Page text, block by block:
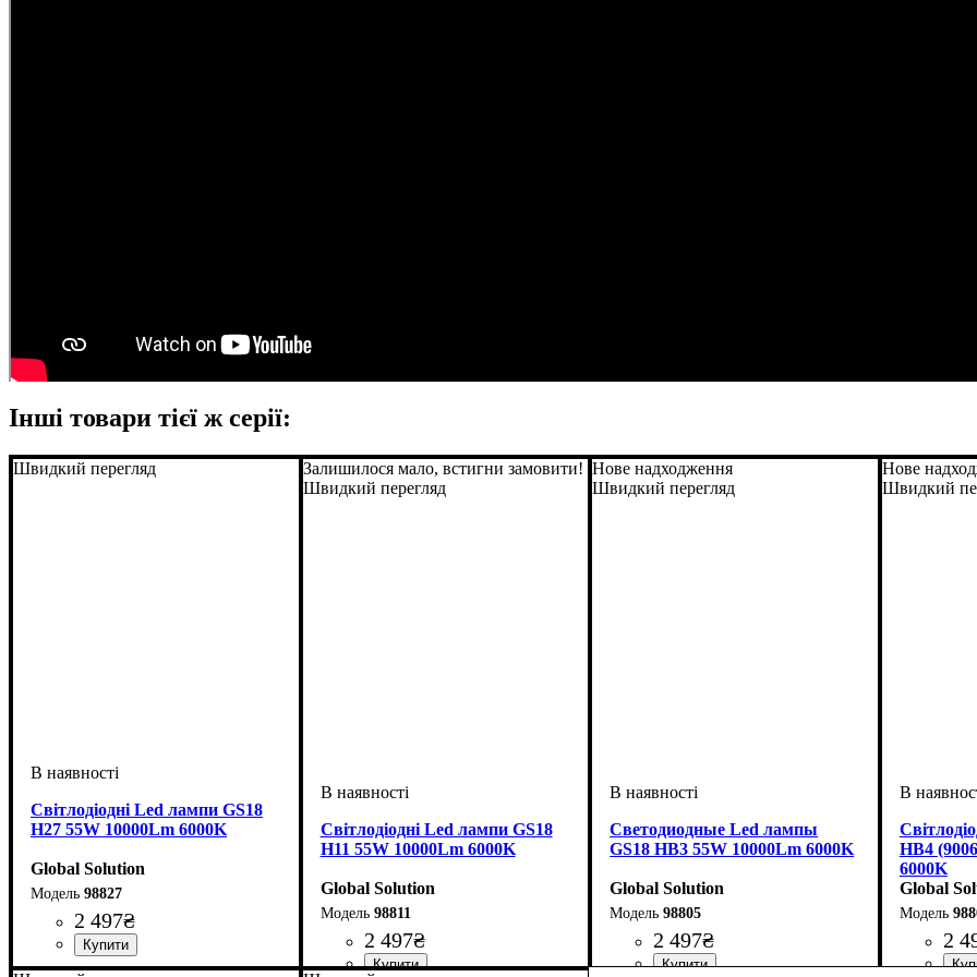
Інші товари тієї ж серії:
Швидкий перегляд
Світлодіодні Led лампи GS18
H27 55W 10000Lm 6000K
Global Solution
98827
2 497₴
Цоколь лампи: H27
Тип світлодіодного елементу:
Напруга, V: 8-48
Потужність, W: 55W
Світловий потік, LM: 10000
Кольорова Температура: 6000 K
Залишилося мало, встигни замовити!
Швидкий перегляд
Світлодіодні Led лампи GS18
H11 55W 10000Lm 6000K
Global Solution
98811
2 497₴
Нове надходження
Швидкий перегляд
Светодиодные Led лампы
GS18 HB3 55W 10000Lm 6000K
Global Solution
98805
2 497₴
Нове
Швидкий
HB4
6000K
Global
2